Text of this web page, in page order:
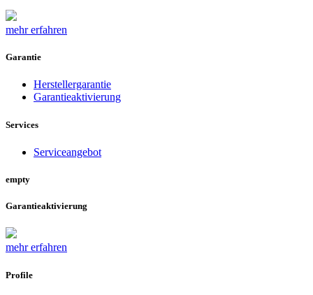
mehr erfahren
Garantie
Herstellergarantie
Garantieaktivierung
Services
Serviceangebot
empty
Garantieaktivierung
mehr erfahren
Profile